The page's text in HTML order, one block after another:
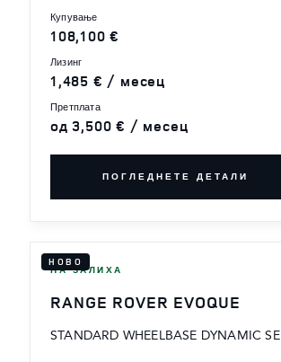
купување
108,100 €
лизинг
1,485 € / месец
претплата
од 3,500 € / месец
ПОГЛЕДНЕТЕ ДЕТАЛИ
НОВО
НА ЗАЛИХА
RANGE ROVER EVOQUE
STANDARD WHEELBASE DYNAMIC SE